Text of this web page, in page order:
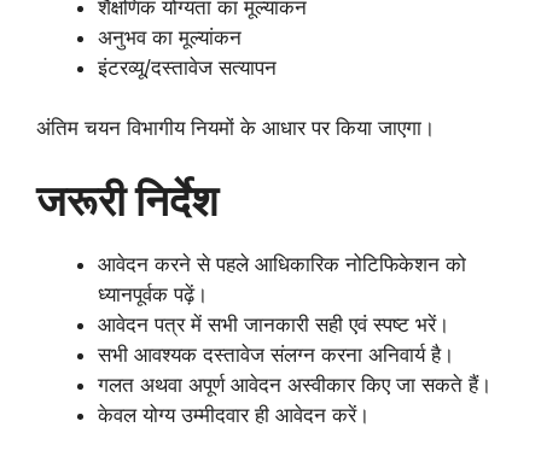
शैक्षणिक योग्यता का मूल्यांकन
अनुभव का मूल्यांकन
इंटरव्यू/दस्तावेज सत्यापन
अंतिम चयन विभागीय नियमों के आधार पर किया जाएगा।
जरूरी निर्देश
आवेदन करने से पहले आधिकारिक नोटिफिकेशन को
ध्यानपूर्वक पढ़ें।
आवेदन पत्र में सभी जानकारी सही एवं स्पष्ट भरें।
सभी आवश्यक दस्तावेज संलग्न करना अनिवार्य है।
गलत अथवा अपूर्ण आवेदन अस्वीकार किए जा सकते हैं।
केवल योग्य उम्मीदवार ही आवेदन करें।